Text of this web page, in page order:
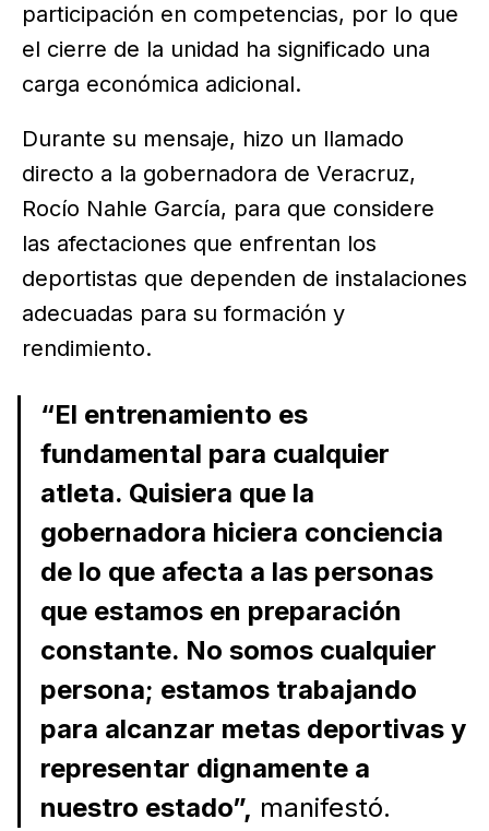
participación en competencias, por lo que
el cierre de la unidad ha significado una
carga económica adicional.
Durante su mensaje, hizo un llamado
directo a la gobernadora de Veracruz,
Rocío Nahle García, para que considere
las afectaciones que enfrentan los
deportistas que dependen de instalaciones
adecuadas para su formación y
rendimiento.
“El entrenamiento es
fundamental para cualquier
atleta. Quisiera que la
gobernadora hiciera conciencia
de lo que afecta a las personas
que estamos en preparación
constante. No somos cualquier
persona; estamos trabajando
para alcanzar metas deportivas y
representar dignamente a
nuestro estado”, manifestó.